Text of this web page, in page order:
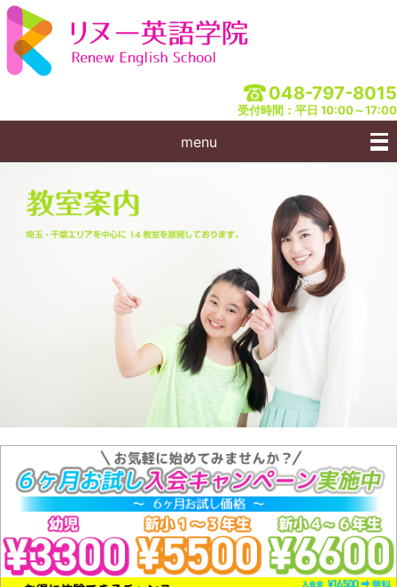
048-797-8015
受付時間：平日 10:00～17:00
menu